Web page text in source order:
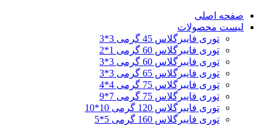
پرش
صفحه اصلی
لیست محصولات
توری فایبرگلاس 45 گرمی 3*3
توری فایبرگلاس 60 گرمی 1*2
توری فایبرگلاس 60 گرمی 3*3
توری فایبرگلاس 65 گرمی 3*3
توری فایبرگلاس 75 گرمی 4*4
توری فایبرگلاس 75 گرمی 7*9
توری فایبرگلاس 120 گرمی 10*10
توری فایبرگلاس 160 گرمی 5*5